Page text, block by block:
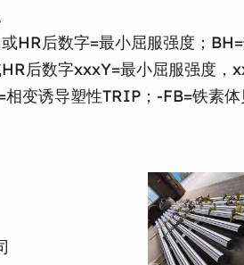
HR后数字=最小屈服强度；
后数字xxxY=最小屈服强度
变诱导塑性TRIP；-FB=铁素体